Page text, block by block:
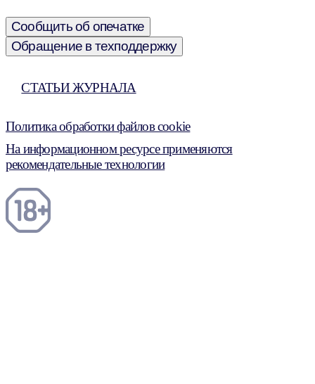
Сообщить об опечатке
Обращение в техподдержку
СТАТЬИ ЖУРНАЛА
Политика обработки файлов cookie
На информационном ресурсе применяются
рекомендательные технологии